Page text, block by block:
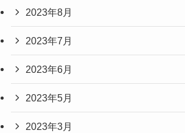
2023年8月
2023年7月
2023年6月
2023年5月
2023年3月